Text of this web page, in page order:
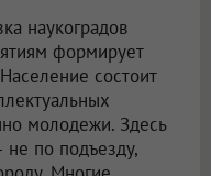
наукоградов
формирует
состоит
молодежи. Здесь
не по подъезду,